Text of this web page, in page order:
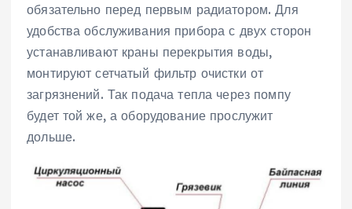
обязательно перед первым радиатором. Для
удобства обслуживания прибора с двух сторон
устанавливают краны перекрытия воды,
монтируют сетчатый фильтр очистки от
загрязнений. Так подача тепла через помпу
будет той же, а оборудование прослужит
дольше.